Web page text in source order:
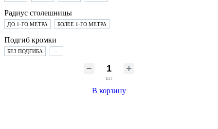
Радиус столешницы
ДО 1-ГО МЕТРА БОЛЕЕ 1-ГО МЕТРА
Подгиб кромки
БЕЗ ПОДГИБА -
шт
В корзину